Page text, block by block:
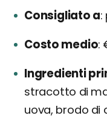
Consigliato a
Costo medio
Ingredienti
stracotto di
uova, brodo di